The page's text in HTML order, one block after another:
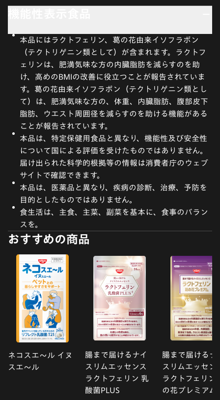
本品にはラクトフェリン、葛の花由来イソフラボン
（テクトリゲニン類として）が含まれます。ラクトフ
ェリンは、肥満気味な方の内臓脂肪を減らすのを助
け、高めのBMIの改善に役立つことが報告されていま
す。葛の花由来イソフラボン（テクトリゲニン類とし
て）は、肥満気味な方の、体重、内臓脂肪、腹部皮下
脂肪、ウエスト周囲径を減らすのを助ける機能がある
ことが報告されています。
本品は、特定保健用食品と異なり、機能性及び安全性
について国による評価を受けたものではありません。
届け出られた科学的根拠等の情報は消費者庁のウェブ
サイトで確認できます。
本品は、医薬品と異なり、疾病の診断、治療、予防を
目的としたものではありません。
食生活は、主食、主菜、副菜を基本に、食事のバラン
スを。
おすすめの商品
ネコスエ〜ル イヌ
スエ〜ル
腸まで届けるナイ
スリムエッセンス
ラクトフェリン 乳
酸菌PLUS
腸まで届けるナ
スリムエッセン
ラクトフェリン
の花プレミアム